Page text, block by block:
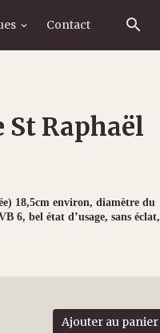
Contact
Raphaël
18,5cm environ, diamètre du
6, bel état d’usage, sans éclat,
Ajouter au panier